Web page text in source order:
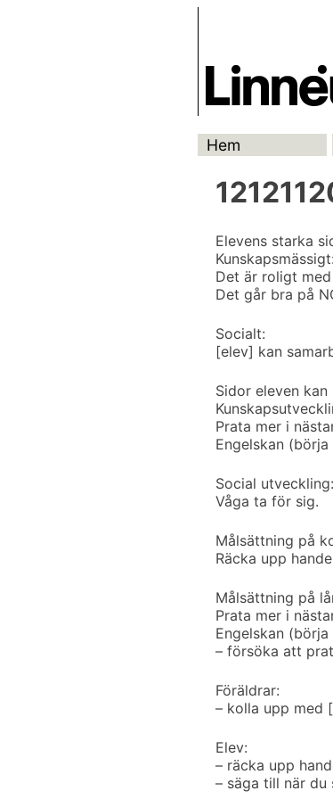
Hem
Elevens starka
Kunskapsmässigt:
Det är roligt
Det går bra på
Socialt:
[elev] kan
Sidor eleven kan
Prata mer i
Engelskan (börja
Social utveckling:
Våga ta för sig.
Målsättning på
Räcka upp
Målsättning på
Prata mer i
Engelskan (börja
– försöka att
Föräldrar:
– kolla upp med
Elev:
– räcka upp
– säga till när